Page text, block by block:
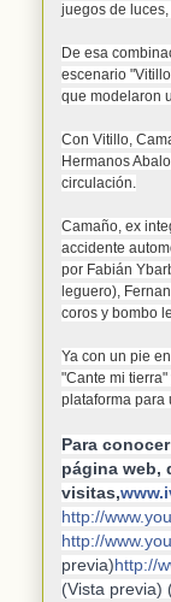
juegos de
De esa
escenario
que modelaron
Con Vitillo,
Hermanos
circulación.
Camaño, ex
accidente
por Fabián
leguero),
coros y bombo
Ya con un pie
"Cante mi
plataforma para
Para
página web,
visitas,
http://
http://
previa)http://
(Vista previa)